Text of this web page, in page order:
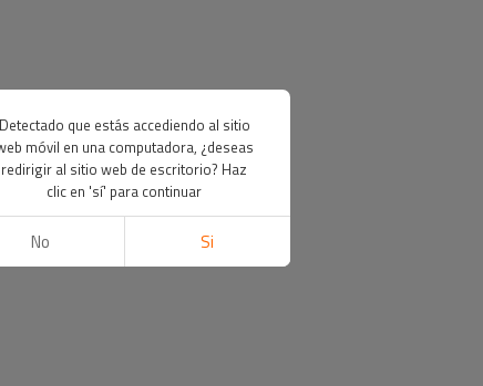
Detectado que estás accediendo al sitio
móvil en una computadora, ¿deseas
redirigir al sitio web de escritorio? Haz
clic en 'sí' para continuar
No Si